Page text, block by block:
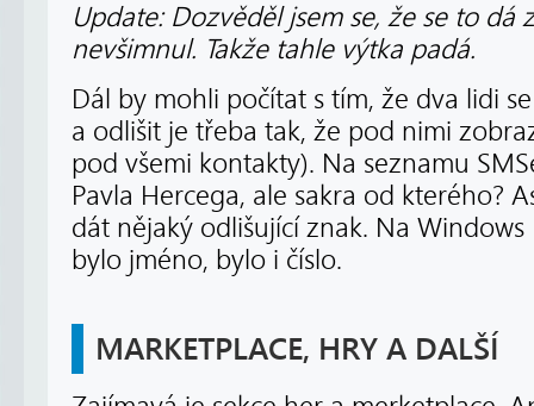
Update: Dozvěděl jsem se, že se to dá
nevšimnul. Takže tahle výtka padá.
Dál by mohli počítat s tím, že dva lidi
a odlišit je třeba tak, že pod nimi
pod všemi kontakty). Na seznamu
Pavla Hercega, ale sakra od kterého?
dát nějaký odlišující znak. Na
bylo jméno, bylo i číslo.
MARKETPLACE, HRY A DALŠÍ